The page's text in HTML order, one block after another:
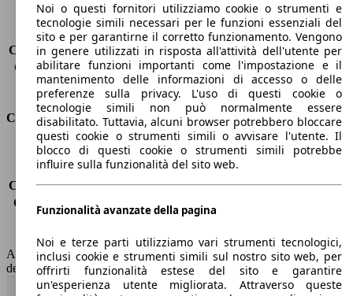
Sedili
5
Carico sul tetto
-
Capacità di traino (senza freni) -
Capacità di traino (con freni)
-
Volume del bagagliaio
530 l
Consumi
Emissioni di CO2*
226 g/km (komb.)
Consumo (urbano)
14.2 l/100km
Consumo (extra-urbano) 7.1 l/100km
Consumo (combinato)*
9.7 l/100km
Capacità del serbatoio
80 l
AutoScout24 non si assume alcuna responsabilità per la correttezza
dei dati.
Noi o questi fornitori utilizziamo cookie o strumenti e
tecnologie simili necessari per le funzioni essenziali del
sito e per garantirne il corretto funzionamento. Vengono
in genere utilizzati in risposta all'attività dell'utente per
abilitare funzioni importanti come l'impostazione e il
mantenimento delle informazioni di accesso o delle
preferenze sulla privacy. L'uso di questi cookie o
tecnologie simili non può normalmente essere
disabilitato. Tuttavia, alcuni browser potrebbero bloccare
questi cookie o strumenti simili o avvisare l'utente. Il
blocco di questi cookie o strumenti simili potrebbe
influire sulla funzionalità del sito web.
Funzionalità avanzate della pagina
Noi e terze parti utilizziamo vari strumenti tecnologici,
inclusi cookie e strumenti simili sul nostro sito web, per
offrirti funzionalità estese del sito e garantire
un'esperienza utente migliorata. Attraverso queste